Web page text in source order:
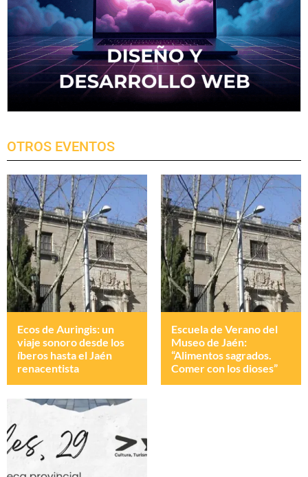
OTROS EVENTOS
Ecos de Auringis: un
viaje sonoro desde los
íberos hasta el Jaén
renacentista
Escuela de Verano del
Museo de Jaén:
“Alimentos sagrados.
Comer con los dioses”